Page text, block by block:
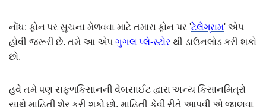
નોંધ: ફોન પર સુચના મેળવવા માટે તમારા ફોન પર 'ટેલેગ્રામ' એપ
હોવી જરૂરી છે. તમે આ એપગુગલ પ્લે-સ્ટોર થી ડાઉનલોડ કરી શકો
છો.
હવે તમે પણ સફળકિસાનની વેબસાઈટ દ્વારા અન્ય કિસાનમિત્રો
સાથે માહિતી શેર કરી શકો છો. માહિતી કેવી રીતે આપવી એ જાણવા